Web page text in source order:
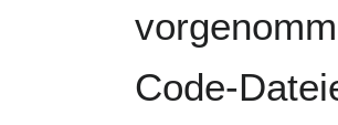
Code-